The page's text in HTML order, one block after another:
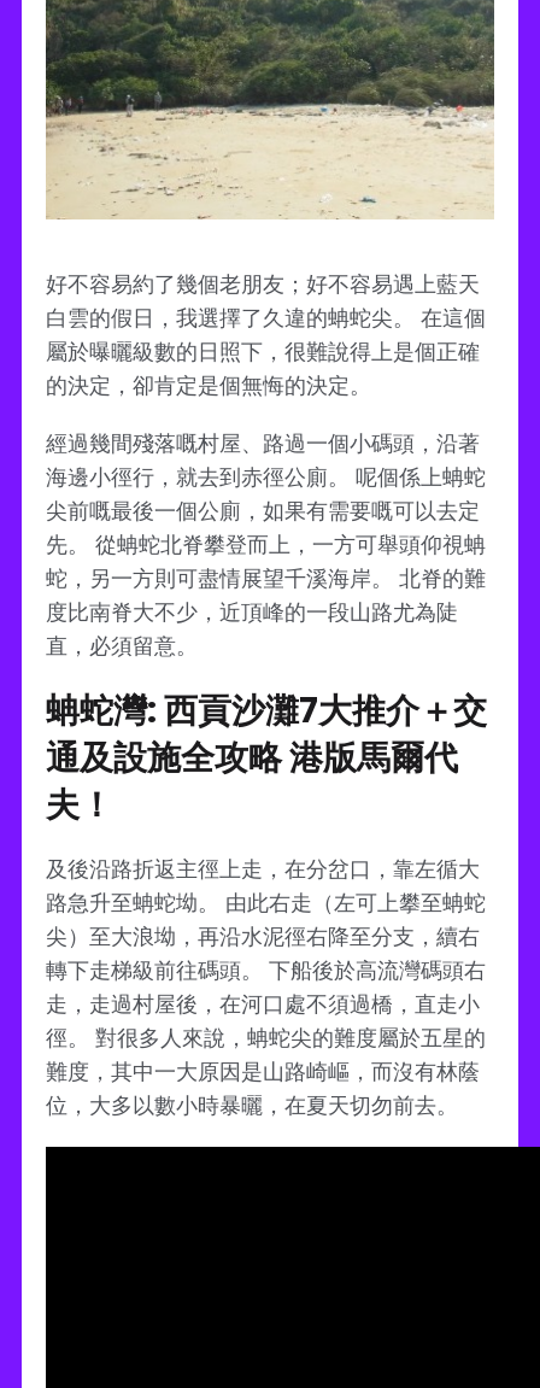
好不容易約了幾個老朋友；好不容易遇上藍天
白雲的假日，我選擇了久違的蚺蛇尖。 在這個
屬於曝曬級數的日照下，很難說得上是個正確
的決定，卻肯定是個無悔的決定。
經過幾間殘落嘅村屋、路過一個小碼頭，沿著
海邊小徑行，就去到赤徑公廁。 呢個係上蚺蛇
尖前嘅最後一個公廁，如果有需要嘅可以去定
先。 從蚺蛇北脊攀登而上，一方可舉頭仰視蚺
蛇，另一方則可盡情展望千溪海岸。 北脊的難
度比南脊大不少，近頂峰的一段山路尤為陡
直，必須留意。
蚺蛇灣: 西貢沙灘7大推介＋交
通及設施全攻略 港版馬爾代
夫！
及後沿路折返主徑上走，在分岔口，靠左循大
路急升至蚺蛇坳。 由此右走（左可上攀至蚺蛇
尖）至大浪坳，再沿水泥徑右降至分支，續右
轉下走梯級前往碼頭。 下船後於高流灣碼頭右
走，走過村屋後，在河口處不須過橋，直走小
徑。 對很多人來說，蚺蛇尖的難度屬於五星的
難度，其中一大原因是山路崎嶇，而沒有林蔭
位，大多以數小時暴曬，在夏天切勿前去。